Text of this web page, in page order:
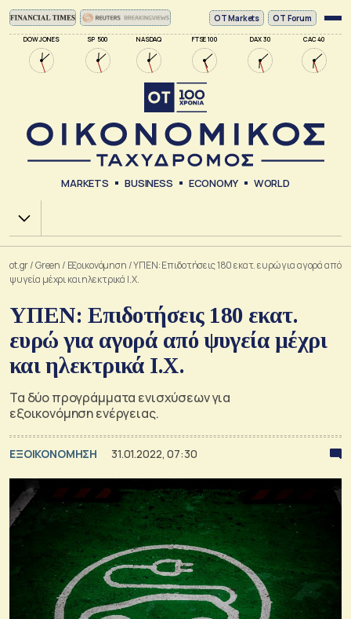
DOW JONES SP 500 NASDAQ FTSE 100 DAX 30 CAC 40
ΟΤ Markets OT Forum
MARKETS BUSINESS ECONOMY WORLD
Χ.Α.
ot.gr/Green / Εξοικονόμηση /ΥΠΕΝ: Επιδοτήσεις 180 εκατ. ευρώ για αγορά από
ψυγεία μέχρι και ηλεκτρικά Ι.Χ.
ΥΠΕΝ: Επιδοτήσεις 180 εκατ.
ευρώ για αγορά από ψυγεία μέχρι
και ηλεκτρικά Ι.Χ.
Τα δύο προγράμματα ενισχύσεων για
εξοικονόμηση ενέργειας.
ΕΞΟΙΚΟΝΟΜΗΣΗ 31.01.2022, 07:30